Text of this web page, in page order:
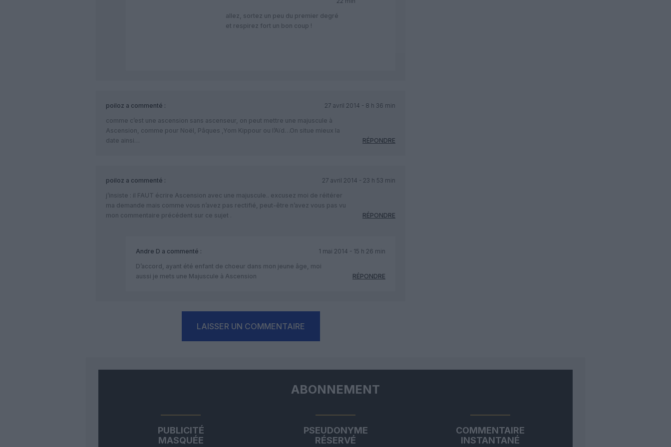
allez, sortez un peu du premier degré
et respirez fort un bon coup !
poiloz a commenté :
27 avril 2014 - 8 h 36 min
comme c’est une ascension sans ascenseur, on peut mettre une majuscule à
Ascension, comme pour Noël, Pâques ,Yom Kippour ou l’Aïd…On situe mieux la
date ainsi…
RÉPONDRE
poiloz a commenté :
27 avril 2014 - 23 h 53 min
j’insiste : il FAUT écrire Ascension avec une majuscule.. excusez moi de réitérer
ma demande mais comme vous n’avez pas rectifié, peut-être n’avez vous pas vu
mon commentaire précédent sur ce sujet .
RÉPONDRE
Andre D a commenté :
1 mai 2014 - 15 h 26 min
D’accord, ayant été enfant de choeur dans mon jeune âge, moi
aussi je mets une Majuscule à Ascension
RÉPONDRE
LAISSER UN COMMENTAIRE
ABONNEMENT
PUBLICITÉ
MASQUÉE
PSEUDONYME
RÉSERVÉ
COMMENTAIRE
INSTANTANÉ